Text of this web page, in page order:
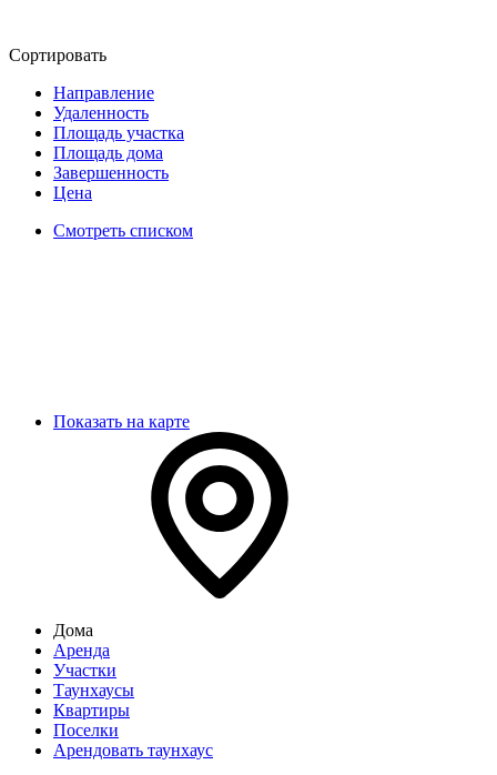
Сортировать
Направление
Удаленность
Площадь участка
Площадь дома
Завершенность
Цена
Смотреть списком
Показать на карте
Дома
Аренда
Участки
Таунхаусы
Квартиры
Поселки
Арендовать таунхаус